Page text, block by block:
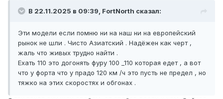
В 22.11.2025 в 09:39, FоrtNorth сказал:
Эти модели если помню ни на наш ни на европейский
рынок не шли . Чисто Азиатский . Надёжен как черт ,
жаль что живых трудно найти .
Ехать 110 это догонять фуру 100 _110 которая едет , а вот
что у форта что у прадо 120 км /ч это пусть не предел , но
тяжко на этих скоростях и обгонах .